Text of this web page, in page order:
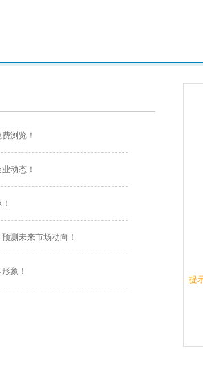
浏览！
动态！
测未来市场动向！
象！
提